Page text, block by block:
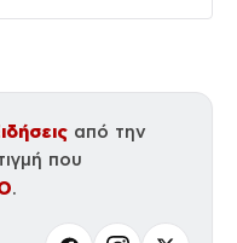
από την
που
.